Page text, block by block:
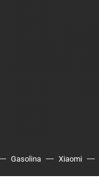
Gasolina Xiaomi